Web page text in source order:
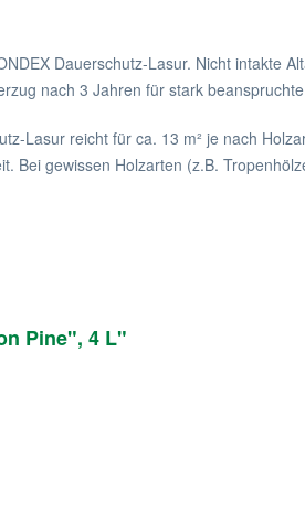
Dauerschutz-Lasur. Nicht intakte
nach 3 Jahren für stark
Lasur reicht für ca. 13 m² je nach
gewissen Holzarten (z.B.
Pine", 4 L"